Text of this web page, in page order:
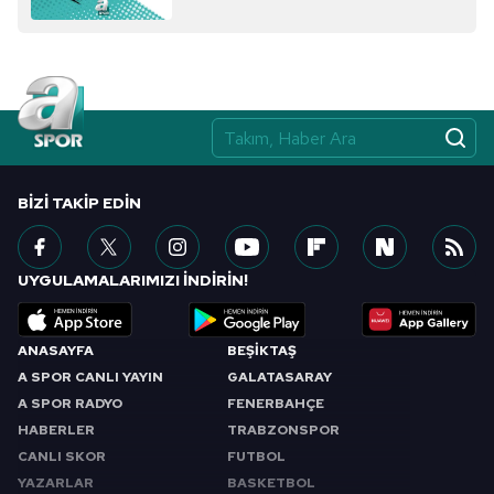
ANASAYFA
A SPOR CANLI YAYIN
A SPOR RADYO
HABERLER
CANLI SKOR
YAZARLAR
BEŞİKTAŞ
GALATASARAY
FENERBAHÇE
TRABZONSPOR
FUTBOL
BASKETBOL
BIZI TAKIP EDIN
UYGULAMALARIMIZI İNDİRİN!